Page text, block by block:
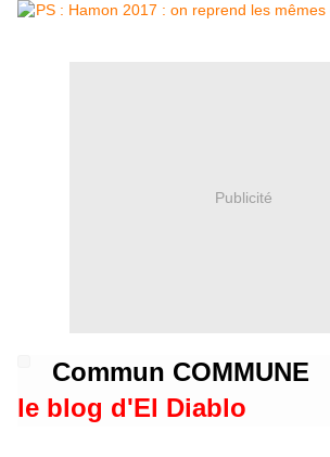
Publicité
Commun COMMUNE
le blog d'El Diablo